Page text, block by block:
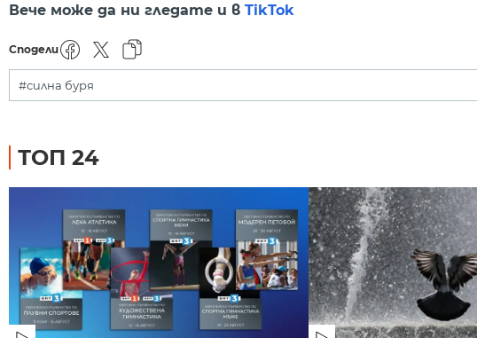
Вече може да ни гледате и в TikTok
Сподели
#силна буря
ТОП 24